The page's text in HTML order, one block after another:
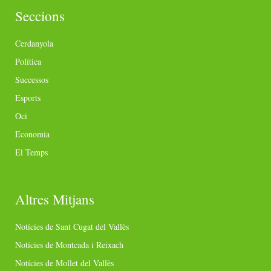
Seccions
Cerdanyola
Política
Successos
Esports
Oci
Economia
El Temps
Altres Mitjans
Notícies de Sant Cugat del Vallès
Notícies de Montcada i Reixach
Notícies de Mollet del Vallès